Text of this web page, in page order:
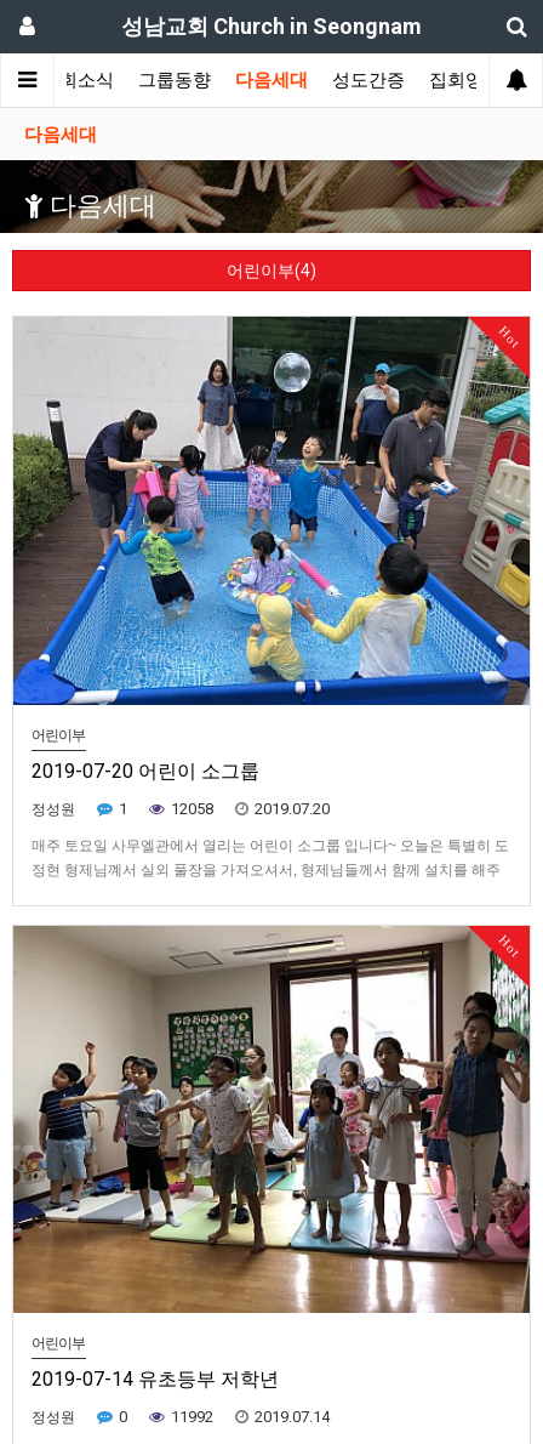
성남교회 Church in Seongnam
교회소식 그룹동향 다음세대 성도간증 집회영상
다음세대
다음세대
어린이부(4)
Hot
어린이부
2019-07-20 어린이 소그룹
정성원 1 12058 2019.07.20
매주 토요일 사무엘관에서 열리는 어린이 소그룹 입니다~ 오늘은 특별히 도
정현 형제님꼐서 실외 풀장을 가져오셔서, 형제님들께서 함께 설치를 해주
사진을 보시려면 위의 링크를 눌러주세요.
Hot
어린이부
2019-07-14 유초등부 저학년
정성원 0 11992 2019.07.14